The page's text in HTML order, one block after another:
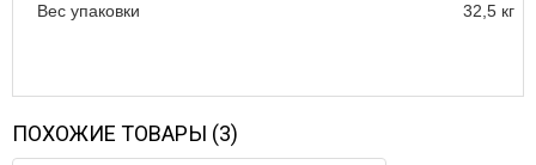
Вес упаковки
32,5 кг
ПОХОЖИЕ ТОВАРЫ (3)